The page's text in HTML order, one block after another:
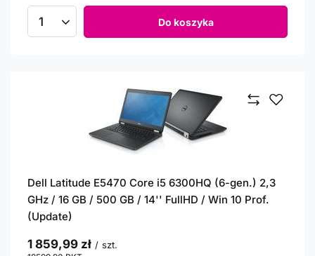
Ilość produktów Do koszyka
Dell Latitude E5470 Core i5 6300HQ (6-gen.) 2,3
GHz / 16 GB / 500 GB / 14'' FullHD / Win 10 Prof.
(Update)
1 859,99 zł / szt.